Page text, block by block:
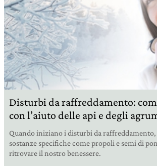
Disturbi da raffreddamento:
con l’aiuto delle api e degli
Quando iniziano i disturbi da
sostanze specifiche come propoli e semi di
ritrovare il nostro benessere.